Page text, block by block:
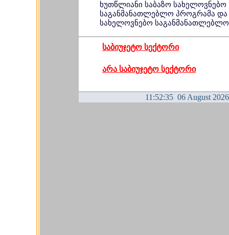
ხუთწლიანი საბაზო სახელოვნებო
საგანმანათლებლო პროგრამა და
სახელოვნებო
საბიუჯეტო სექტორი
არა საბიუჯეტო სექტორი
11:52:35 06 August 2026